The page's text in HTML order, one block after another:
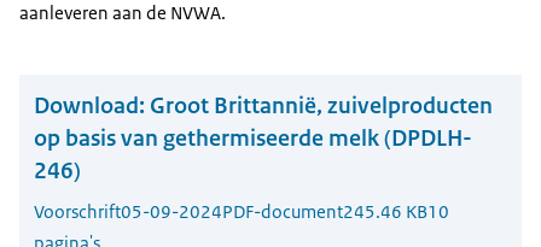
aanleveren aan de NVWA.
Download: Groot Brittannië, zuivelproducten
op basis van gethermiseerde melk (DPDLH-
246)
Voorschrift05-09-2024PDF-document245.46 KB10